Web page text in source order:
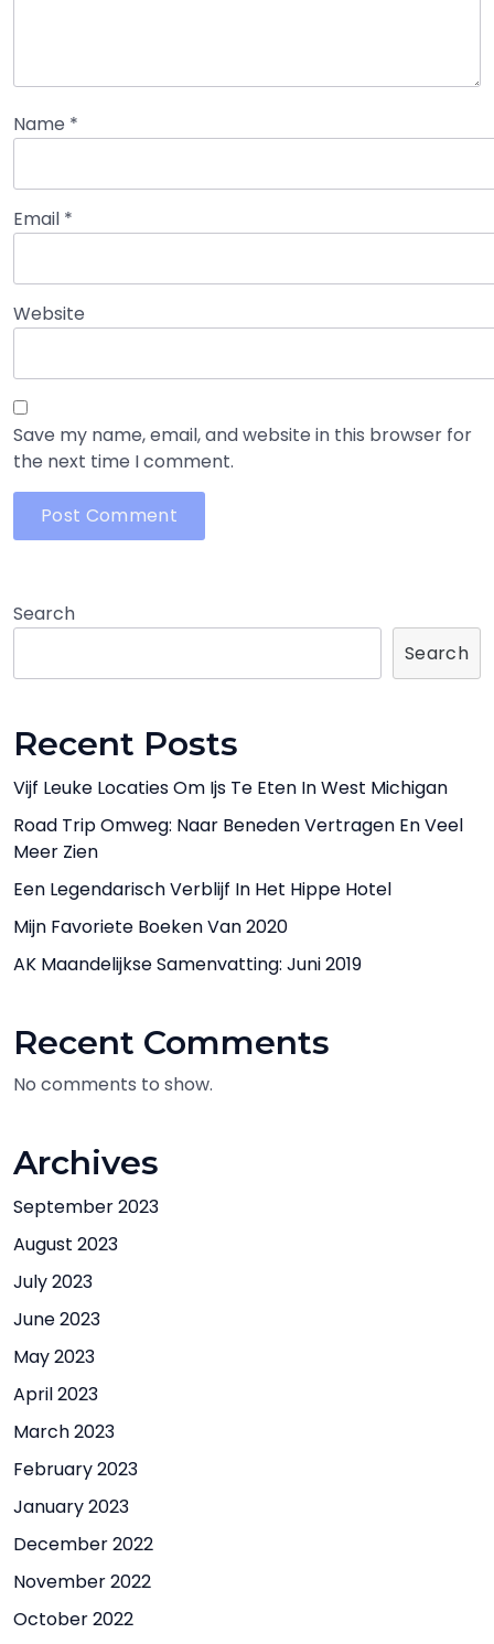
Name *
Email *
Website
Save my name, email, and website in this browser for
the next time I comment.
Search
Search
Recent Posts
Vijf Leuke Locaties Om Ijs Te Eten In West Michigan
Road Trip Omweg: Naar Beneden Vertragen En Veel
Meer Zien
Een Legendarisch Verblijf In Het Hippe Hotel
Mijn Favoriete Boeken Van 2020
AK Maandelijkse Samenvatting: Juni 2019
Recent Comments
No comments to show.
Archives
September 2023
August 2023
July 2023
June 2023
May 2023
April 2023
March 2023
February 2023
January 2023
December 2022
November 2022
October 2022